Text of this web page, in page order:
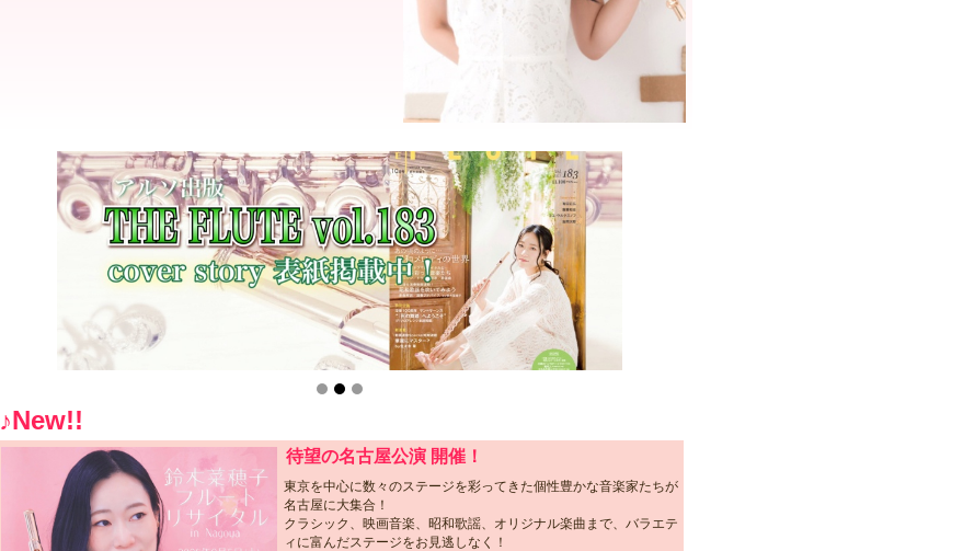
♪New!!
待望の名古屋公演 開催！
東京を中心に数々のステージを彩ってきた個性豊かな音楽家たちが
名古屋に大集合！
クラシック、映画音楽、昭和歌謡、オリジナル楽曲まで、バラエテ
ィに富んだステージをお見逃しなく！